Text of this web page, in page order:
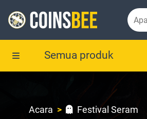
Semua produk
Acara Festival Seram